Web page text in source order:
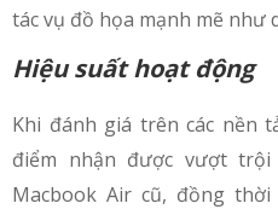
tác vụ đồ họa mạnh mẽ như
Hiệu suất hoạt động
Khi đánh giá trên các nền
điểm nhận được vượt
Macbook Air cũ, đồng